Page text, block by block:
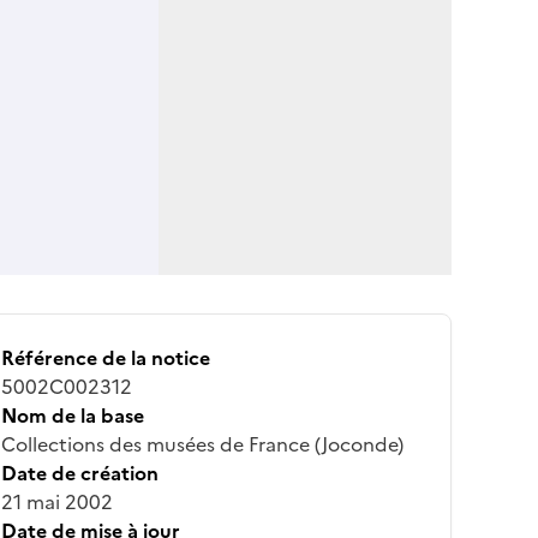
Référence de la notice
5002C002312
Nom de la base
Collections des musées de France (Joconde)
Date de création
21 mai 2002
Date de mise à jour